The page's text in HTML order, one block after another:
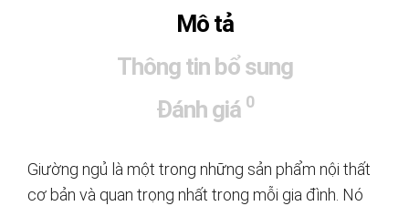
Mô tả
Thông tin bổ sung
Đánh giá 0
Giường ngủ là một trong những sản phẩm nội thất
cơ bản và quan trọng nhất trong mỗi gia đình. Nó